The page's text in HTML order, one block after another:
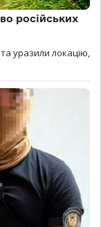
російських
уразили локацію,